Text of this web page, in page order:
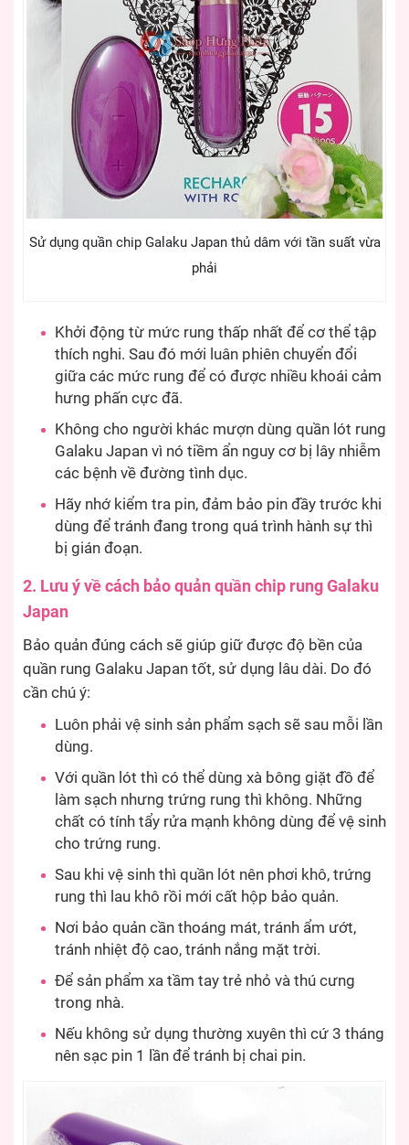
Sử dụng quần chip Galaku Japan thủ dâm với tần suất vừa
phải
Khởi động từ mức rung thấp nhất để cơ thể tập
thích nghi. Sau đó mới luân phiên chuyển đổi
giữa các mức rung để có được nhiều khoái cảm
hưng phấn cực đã.
Không cho người khác mượn dùng quần lót rung
Galaku Japan vì nó tiềm ẩn nguy cơ bị lây nhiễm
các bệnh về đường tình dục.
Hãy nhớ kiểm tra pin, đảm bảo pin đầy trước khi
dùng để tránh đang trong quá trình hành sự thì
bị gián đoạn.
2. Lưu ý về cách bảo quản quần chip rung Galaku
Japan
Bảo quản đúng cách sẽ giúp giữ được độ bền của
quần rung Galaku Japan tốt, sử dụng lâu dài. Do đó
cần chú ý:
Luôn phải vệ sinh sản phẩm sạch sẽ sau mỗi lần
dùng.
Với quần lót thì có thể dùng xà bông giặt đồ để
làm sạch nhưng trứng rung thì không. Những
chất có tính tẩy rửa mạnh không dùng để vệ sinh
cho trứng rung.
Sau khi vệ sinh thì quần lót nên phơi khô, trứng
rung thì lau khô rồi mới cất hộp bảo quản.
Nơi bảo quản cần thoáng mát, tránh ẩm ướt,
tránh nhiệt độ cao, tránh nắng mặt trời.
Để sản phẩm xa tầm tay trẻ nhỏ và thú cưng
trong nhà.
Nếu không sử dụng thường xuyên thì cứ 3 tháng
nên sạc pin 1 lần để tránh bị chai pin.